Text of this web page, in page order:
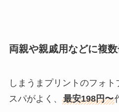
両親や親戚用などに複
しまうまプリントのフォ
スパがよく、 最安198円〜